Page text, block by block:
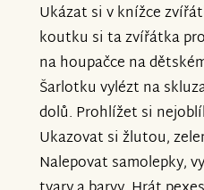
Ukázat si v knížce
koutku si ta zvířátka
na houpačce na
Šarlotku vylézt na
dolů. Prohlížet si
Ukazovat si žlutou,
Nalepovat samolepky,